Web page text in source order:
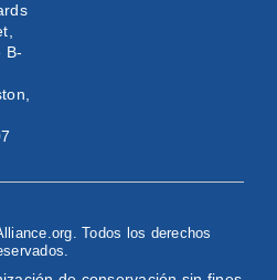
B-
Todos los derechos